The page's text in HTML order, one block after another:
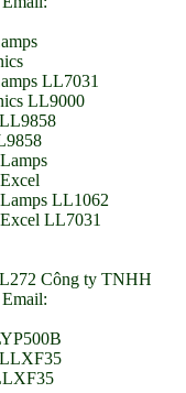
LL7031
LL9000
LL1062
LL7031
Công ty TNHH
LLXF35